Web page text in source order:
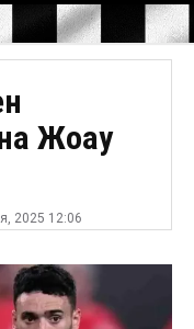
Жоау
2025 12:06